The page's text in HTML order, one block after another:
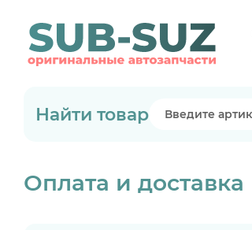
Найти товар
Оплата и доставка